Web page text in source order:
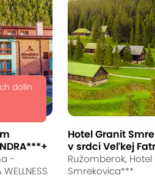
dolín
-
Hotel Granit
v srdci Veľkej
Ružomberok,
Smrekovica***